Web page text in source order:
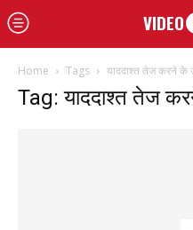
VIDEO
Home Tags याददाश्त तेज करने के
Tag: याददाश्त तेज